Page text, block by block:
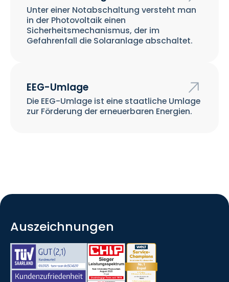
Unter einer Notabschaltung versteht man
in der Photovoltaik einen
Sicherheitsmechanismus, der im
Gefahrenfall die Solaranlage abschaltet.
EEG-Umlage
Die EEG-Umlage ist eine staatliche Umlage
zur Förderung der erneuerbaren Energien.
Auszeichnungen